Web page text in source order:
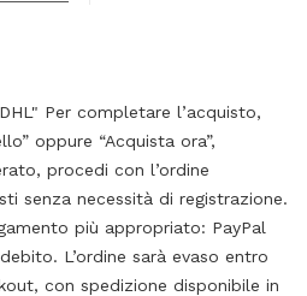
DHL" Per completare l’acquisto,
oppure “Acquista ora”,
procedi con l’ordine
senza necessità di registrazione.
più appropriato: PayPal
L’ordine sarà evaso entro
con spedizione disponibile in